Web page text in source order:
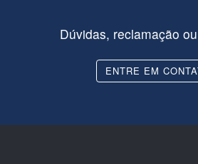
Dúvidas, reclamação
ENTRE EM